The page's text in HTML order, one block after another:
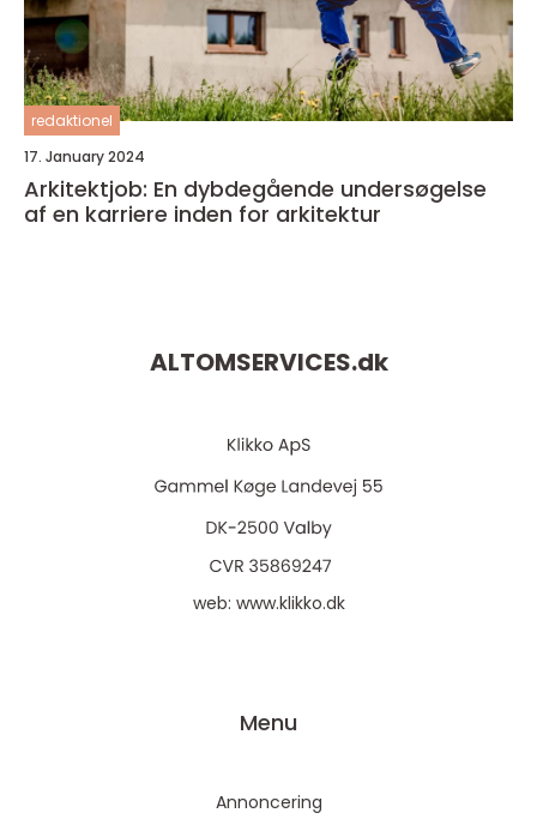
redaktionel
17. January 2024
Arkitektjob: En dybdegående undersøgelse
af en karriere inden for arkitektur
ALTOMSERVICES.dk
web: www.klikko.dk
Menu
Annoncering